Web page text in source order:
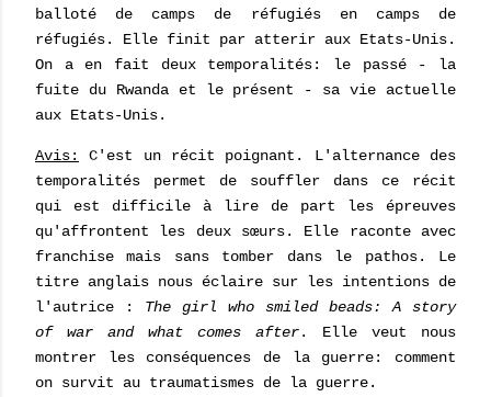
balloté de camps de réfugiés en camps de
réfugiés. Elle finit par atterir aux Etats-Unis.
On a en fait deux temporalités: le passé - la
fuite du Rwanda et le présent - sa vie actuelle
aux Etats-Unis.
Avis:
C'est un récit poignant. L'alternance des
temporalités permet de souffler dans ce récit
qui est difficile à lire de part les épreuves
qu'affrontent les deux sœurs. Elle raconte avec
franchise mais sans tomber dans le pathos. Le
titre anglais nous éclaire sur les intentions de
l'autrice : The girl who smiled beads: A story
of war and what comes after. Elle veut nous
montrer les conséquences de la guerre: comment
on survit au traumatismes de la guerre.